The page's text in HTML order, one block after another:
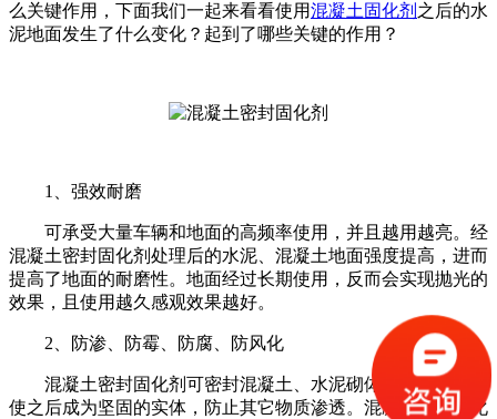
么关键作用，下面我们一起来看看使用混凝土固化剂 之后的水
泥地面发生了什么变化？起到了哪些关键的作用？
1、强效耐磨
可承受大量车辆和地面的高频率使用，并且越用越亮。经
混凝土密封固化剂处理后的水泥、混凝土地面强度提高，进而
提高了地面的耐磨性。地面经过长期使用，反而会实现抛光的
效果，且使用越久感观效果越好。
2、防渗、防霉、防腐、防风化
混凝土密封固化剂可密封混凝土、水泥砌体及其他材料，
使之后成为坚固的实体，防止其它物质渗透。混凝土密封固化